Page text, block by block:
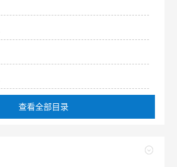
查看全部目录